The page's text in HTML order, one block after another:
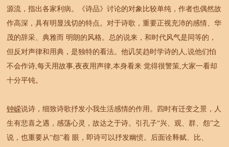
源流，指出各家利病。《诗品》讨论的对象比较单纯，作者也偶然故
作高深，具有明显浅切的特点。对于诗歌，重要正视充沛的感情、华
茂的辞采、典雅而 明朗的风格。总的说来，和时代风气是同等的，
但反对声律和用典，是独特的看法。他讥笑趋时学诗的人,说他们怕
不会作诗,每天用故事,夜夜用声律,本身看来 觉得很警策,大家一看却
十分平钝。
钟嵘说诗，细致诗歌抒发小我生活感情的作用。四时有迁变之景，人
生有悲喜之遇，感荡心灵，故达之于诗。引孔子“兴、观、群、怨”之
说，也重要从“怨”着 眼，即诗可以抒发幽愤。后面诠释赋、比、